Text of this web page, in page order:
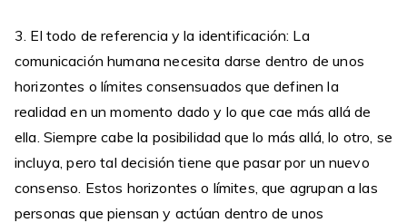
3. El todo de referencia y la identificación: La
comunicación humana necesita darse dentro de unos
horizontes o límites consensuados que definen la
realidad en un momento dado y lo que cae más allá de
ella. Siempre cabe la posibilidad que lo más allá, lo otro, se
incluya, pero tal decisión tiene que pasar por un nuevo
consenso. Estos horizontes o límites, que agrupan a las
personas que piensan y actúan dentro de unos